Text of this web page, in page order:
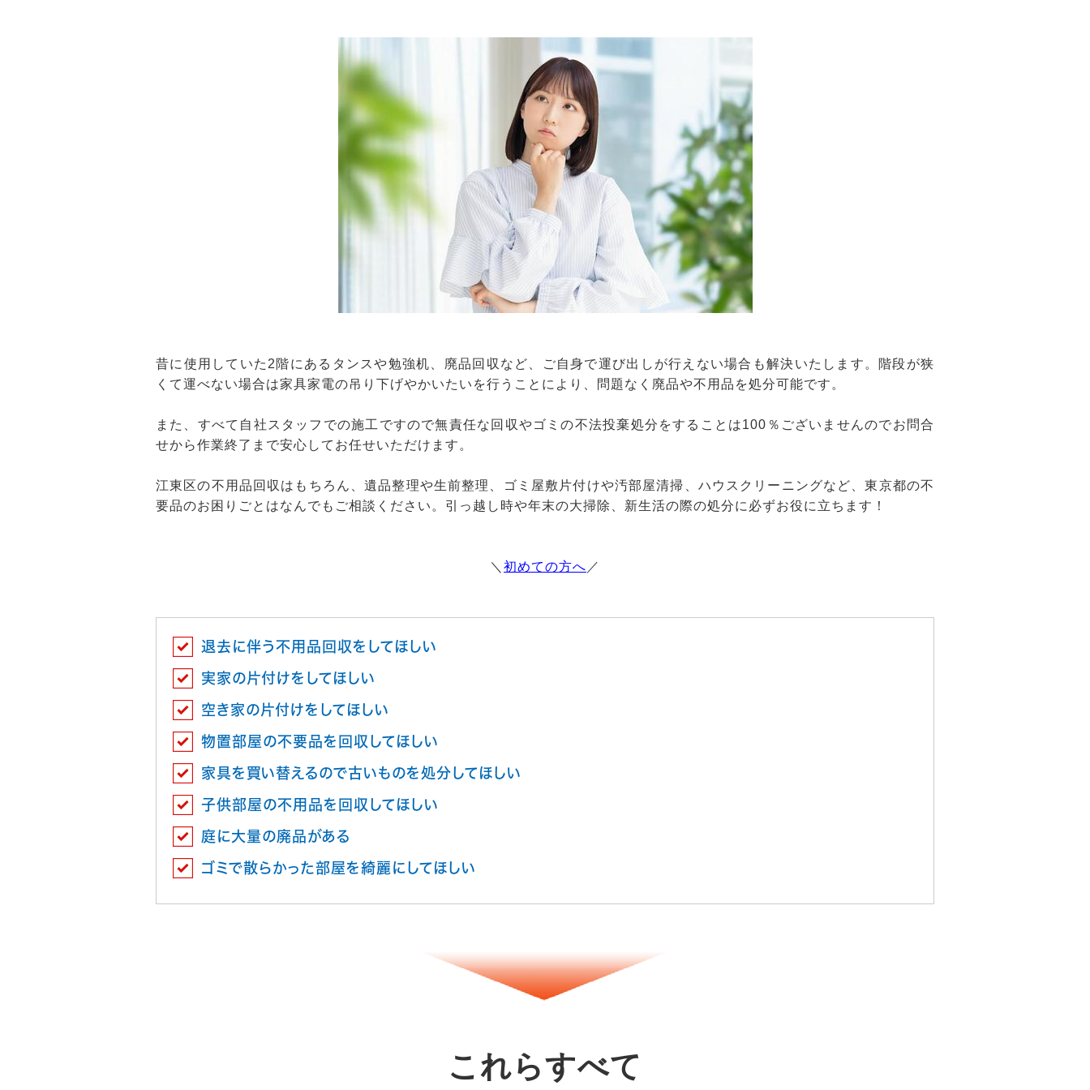
昔に使用していた2階にあるタンスや勉強机、廃品回収など、ご自身で運び出しが行えない場合も解決いたします。階段が狭
くて運べない場合は家具家電の吊り下げやかいたいを行うことにより、問題なく廃品や不用品を処分可能です。
また、すべて自社スタッフでの施工ですので無責任な回収やゴミの不法投棄処分をすることは100％ございませんのでお問合
せから作業終了まで安心してお任せいただけます。
江東区の不用品回収はもちろん、遺品整理や生前整理、ゴミ屋敷片付けや汚部屋清掃、ハウスクリーニングなど、東京都の不
要品のお困りごとはなんでもご相談ください。引っ越し時や年末の大掃除、新生活の際の処分に必ずお役に立ちます！
＼ 初めての方へ ／
退去に伴う不用品回収をしてほしい
実家の片付けをしてほしい
空き家の片付けをしてほしい
物置部屋の不要品を回収してほしい
家具を買い替えるので古いものを処分してほしい
子供部屋の不用品を回収してほしい
庭に大量の廃品がある
ゴミで散らかった部屋を綺麗にしてほしい
これらすべて